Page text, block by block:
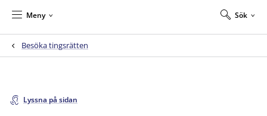
Sök
Meny
Besöka tingsrätten
Lyssna på sidan